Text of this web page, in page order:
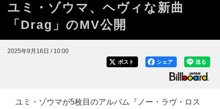
ユミ・ゾウマ、ヘヴィな新曲
「Drag」のMV公開
2025年9月16日 / 10:00
送る
シェア
ポスト
ユミ・ゾウマが5枚目のアルバム『ノー・ラヴ・ロス